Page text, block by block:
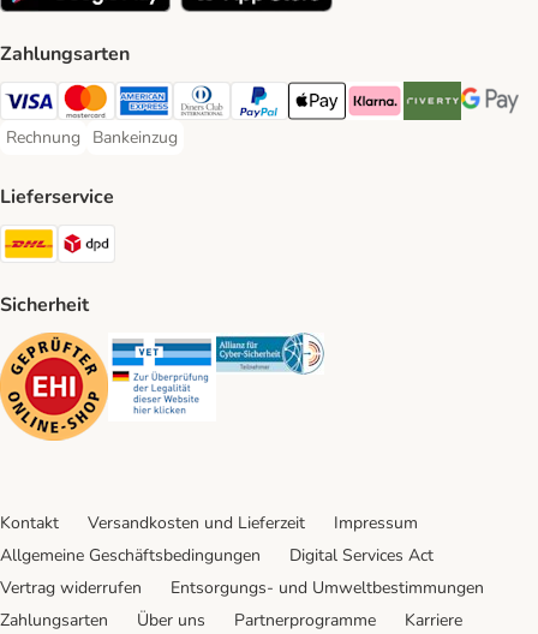
Zahlungsarten
Visa Payment Method
Mastercard Payment Method
American Express Payment Method
Diners Club Payment Method
PayPal Payment Method
Apple Pay Payment Method
Klarna Payment Method
Riverty Payment
Google
Rechnung
Rechnung Payment Method
Bankeinzug
Bankeinzug Payment Method
Lieferservice
DHL Shipping Method
Sicherheit
Security Security Security
Kontakt Versandkosten und Lieferzeit
Impressum
Allgemeine Geschäftsbedingungen
Digital Services Act
Vertrag widerrufen
Entsorgungs- und Umweltbestimmungen
Zahlungsarten
Über uns Partnerprogramme Karriere